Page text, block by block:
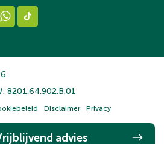
advies
8201.64.902.B.01
Disclaimer Privacy